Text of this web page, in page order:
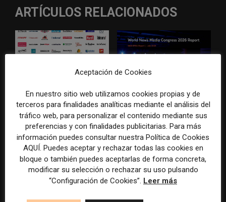
ARTÍCULOS RELACIONADOS
El gran problema
tecnológico de los medios ya
no es la falta de
herramientas, sino su
desconexión
WAN-IFRA reúne las
principales estrategias de los
medios ante la IA, la pérdida
de ingresos y los cambios de
consumo
Aceptación de Cookies
En nuestro sitio web utilizamos cookies propias y de
terceros para finalidades analíticas mediante el análisis del
tráfico web, para personalizar el contenido mediante sus
preferencias y con finalidades publicitarias. Para más
información puedes consultar nuestra Política de Cookies
AQUÍ. Puedes aceptar y rechazar todas las cookies en
bloque o también puedes aceptarlas de forma concreta,
modificar su selección o rechazar su uso pulsando
“Configuración de Cookies”. Leer más